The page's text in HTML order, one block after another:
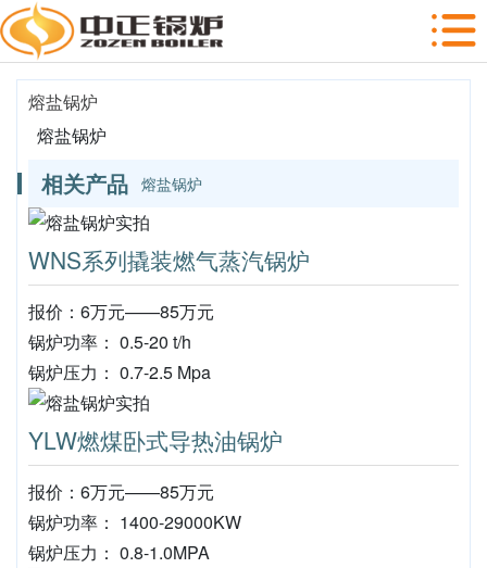
熔盐锅炉
熔盐锅炉
相关产品 熔盐锅炉
WNS系列撬装燃气蒸汽锅炉
报价：6万元——85万元
锅炉功率： 0.5-20 t/h
锅炉压力： 0.7-2.5 Mpa
YLW燃煤卧式导热油锅炉
报价：6万元——85万元
锅炉功率： 1400-29000KW
锅炉压力： 0.8-1.0MPA